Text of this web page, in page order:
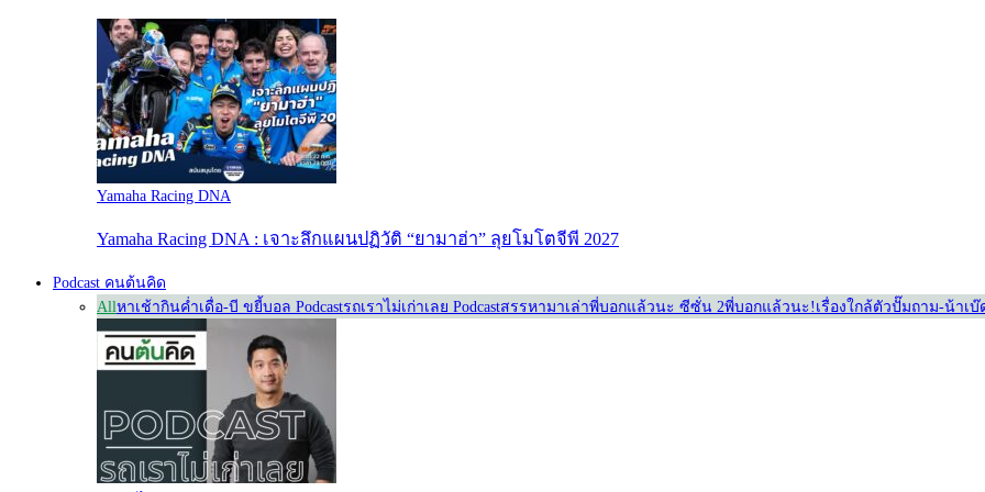
Yamaha Racing DNA
Yamaha Racing DNA : เจาะลึกแผนปฏิวัติ “ยามาฮ่า” ลุยโมโตจีพี 2027
Podcast คนต้นคิด
Allหาเช้ากินค่ำเดื่อ-บี ขยี้บอล Podcastรถเราไม่เก่าเลย Podcastสรรหามาเล่าพี่บอกแล้วนะ ซีซั่น 2พี่บอกแล้วนะ! เรื่องใกล้ตัวปั๊มถาม-น้าเบ๊